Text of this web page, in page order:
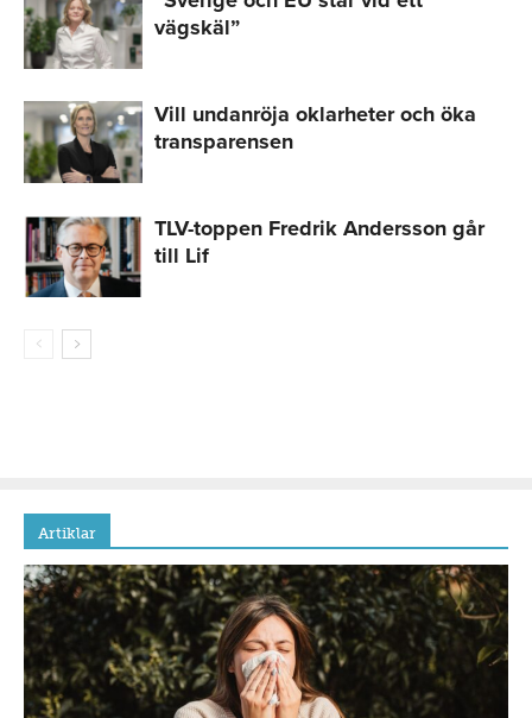
vägskäl”
Vill undanröja oklarheter och öka
transparensen
TLV-toppen Fredrik Andersson går
till Lif
Artiklar